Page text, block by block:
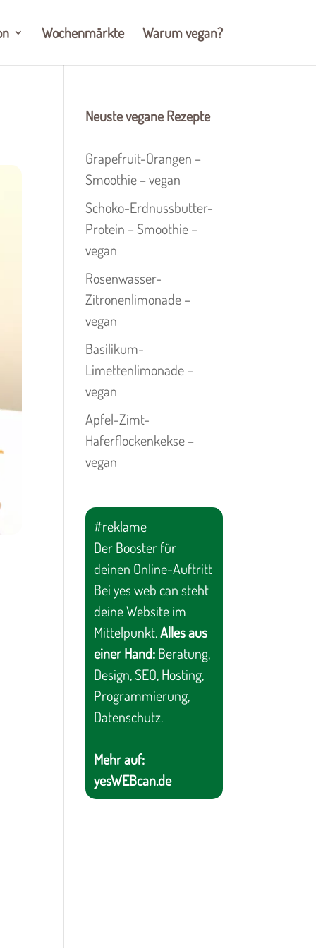
Wochenmärkte Warum vegan?
Neuste vegane Rezepte
Grapefruit-Orangen –
Smoothie – vegan
Schoko-Erdnussbutter-
Protein – Smoothie –
vegan
Rosenwasser-
Zitronenlimonade –
vegan
Basilikum-
Limettenlimonade –
vegan
Apfel-Zimt-
Haferflockenkekse –
vegan
#reklame
Der Booster für
deinen Online-Auftritt
Bei yes web can steht
deine Website im
Mittelpunkt.Alles aus
einer Hand:Beratung,
Design, SEO, Hosting,
Programmierung,
Datenschutz.
Mehr auf:
yesWEBcan.de